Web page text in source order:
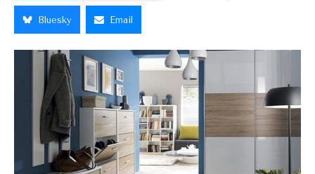
Bluesky Email